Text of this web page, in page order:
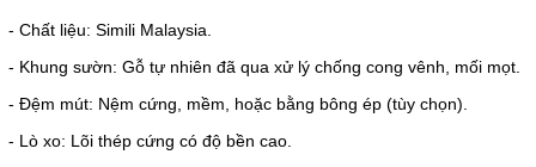
- Chất liệu: Simili Malaysia.
- Khung sườn: Gỗ tự nhiên đã qua xử lý chống cong vênh, mối mọt.
- Đệm mút: Nệm cứng, mềm, hoặc bằng bông ép (tùy chọn).
- Lò xo: Lõi thép cứng có độ bền cao.